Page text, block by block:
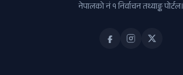
नेपालको नं १ निर्वाचन तथ्याङ्क पोर्टल।